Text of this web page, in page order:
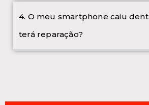
4. O meu smartphone caiu
terá reparação?